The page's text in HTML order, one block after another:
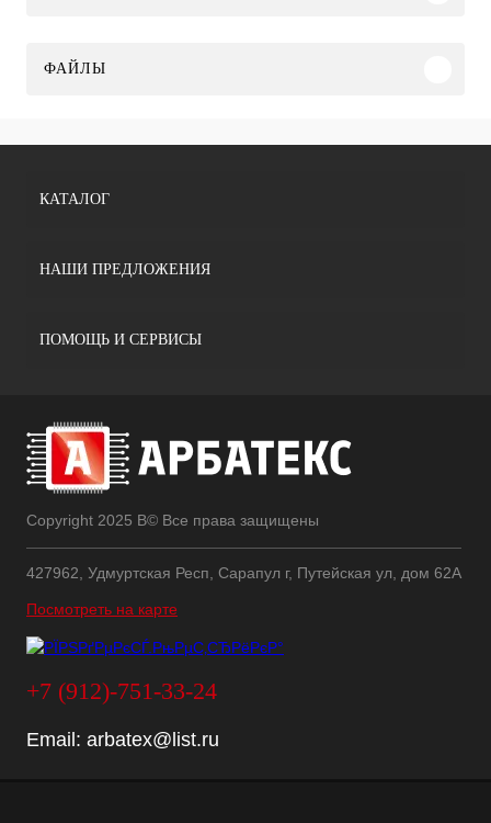
ФАЙЛЫ
КАТАЛОГ
НАШИ ПРЕДЛОЖЕНИЯ
ПОМОЩЬ И СЕРВИСЫ
Copyright 2025 В© Все права защищены
427962, Удмуртская Респ, Сарапул г, Путейская ул, дом 62А
Посмотреть на карте
+7 (912)-751-33-24
Email: arbatex@list.ru